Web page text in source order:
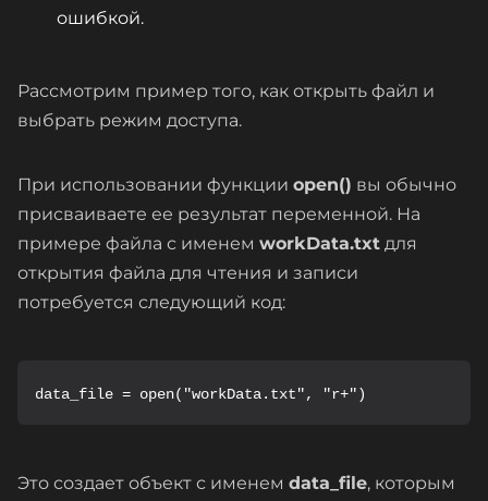
ошибкой.
Рассмотрим пример того, как открыть файл и
выбрать режим доступа.
При использовании функции open() вы обычно
присваиваете ее результат переменной. На
примере файла с именем workData.txt для
открытия файла для чтения и записи
потребуется следующий код:
Это создает объект с именем data_file, которым